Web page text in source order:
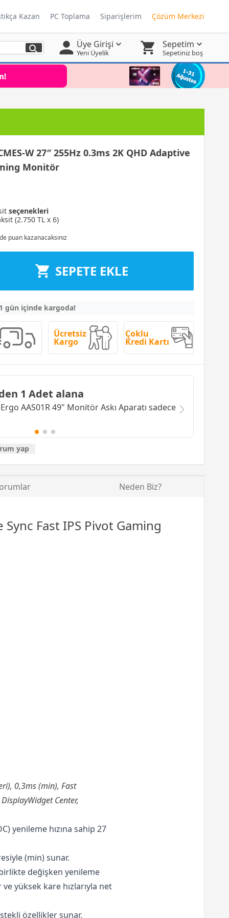
Kazan PC Toplama Siparişlerim Çözüm Merkezi
Üye Girişi
Yeni Üyelik
Sepetim
Sepetiniz boş
W 27″ 255Hz 0.3ms 2K QHD Adaptive
Monitör
seçenekleri
(2.750 TL x 6)
puan kazanacaksınız
SEPETE EKLE
gün içinde kargoda!
Ücretsiz
Kargo
Çoklu
Kredi Kartı
1 Adet alana
AAS01R 49" Monitör Askı Aparatı sadece
yap
Neden Biz?
Sync Fast IPS Pivot Gaming
0,3ms (min), Fast
Center,
yenileme hızına sahip 27
(min) sunar.
birlikte değişken yenileme
yüksek kare hızlarıyla net
özellikler sunar.